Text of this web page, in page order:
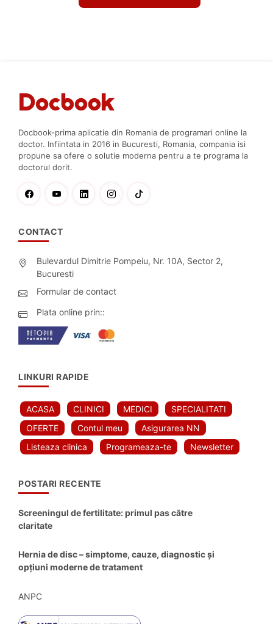
Docbook-prima aplicatie din Romania de programari online la
doctor. Infiintata in 2016 in Bucuresti, Romania, compania isi
propune sa ofere o solutie moderna pentru a te programa la
doctorul dorit.
CONTACT
Bulevardul Dimitrie Pompeiu, Nr. 10A, Sector 2,
Bucuresti
Formular de contact
Plata online prin::
LINKURI RAPIDE
ACASA CLINICI MEDICI
SPECIALITATI
OFERTE
Contul meu
Asigurarea NN
Listeaza clinica
Programeaza-te Newsletter
POSTARI RECENTE
Screeningul de fertilitate: primul pas către
claritate
Hernia de disc – simptome, cauze, diagnostic și
opțiuni moderne de tratament
ANPC